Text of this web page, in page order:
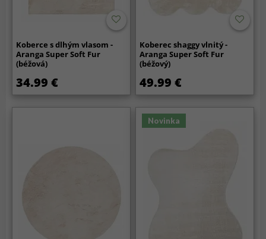
Koberce s dlhým vlasom -
Aranga Super Soft Fur
(béžová)
34.99 €
Koberec shaggy vlnitý -
Aranga Super Soft Fur
(béžový)
49.99 €
Novinka